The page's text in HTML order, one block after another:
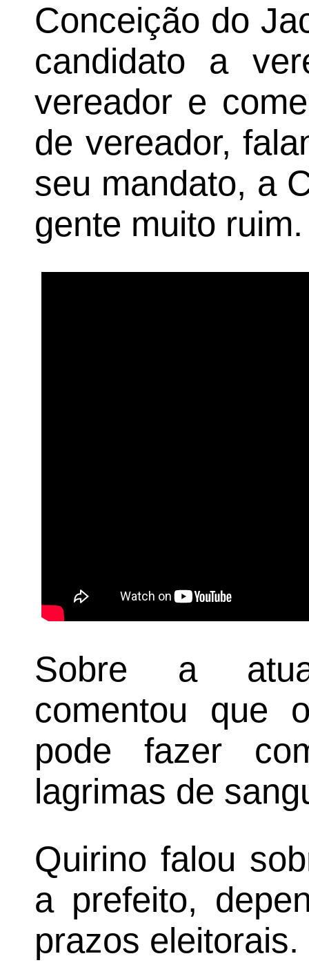
Conceição do
candidato a
vereador e
de vereador,
seu mandato, a
gente muito ruim.
Sobre a
comentou que
pode fazer
lagrimas de
Quirino falou
a prefeito,
prazos eleitorais.